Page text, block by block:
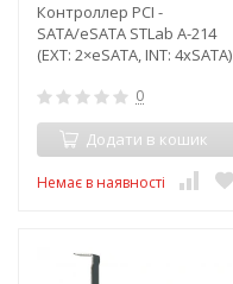
Контроллер PCI -
SATA/eSATA STLab A-214
(EXT: 2×eSATA, INT: 4xSATA)
0
Додати в кошик
Немає в наявності